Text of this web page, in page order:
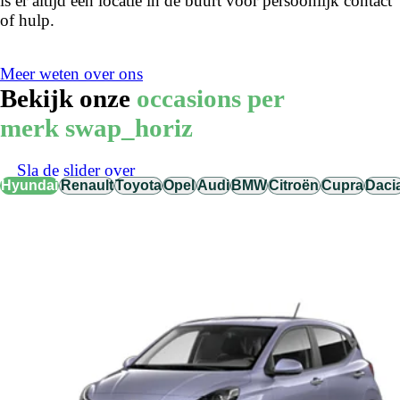
of hulp.
Meer weten over ons
Bekijk onze occasions per
merk swap_horiz
HyundaiRenaultToyotaOpelAudiBMWCitroënCupra
Sla de slider over